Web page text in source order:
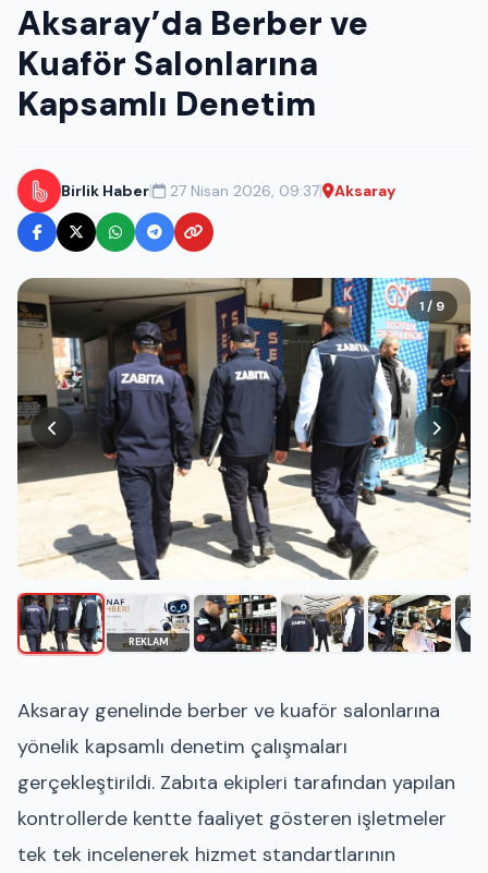
Aksaray’da Berber ve
Kuaför Salonlarına
Kapsamlı Denetim
Birlik Haber| 27 Nisan 2026, 09:37| Aksaray
1 / 9
REKLAM
Aksaray genelinde berber ve kuaför salonlarına
yönelik kapsamlı denetim çalışmaları
gerçekleştirildi. Zabıta ekipleri tarafından yapılan
kontrollerde kentte faaliyet gösteren işletmeler
tek tek incelenerek hizmet standartlarının